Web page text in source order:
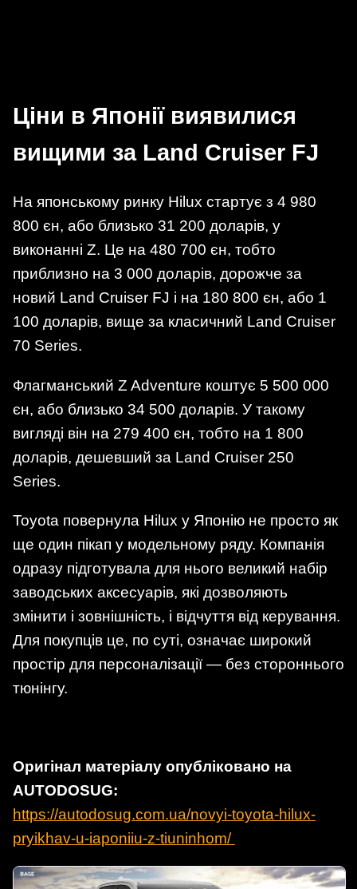
Ціни в Японії виявилися
вищими за Land Cruiser FJ
На японському ринку Hilux стартує з 4 980
800 єн, або близько 31 200 доларів, у
виконанні Z. Це на 480 700 єн, тобто
приблизно на 3 000 доларів, дорожче за
новий Land Cruiser FJ і на 180 800 єн, або 1
100 доларів, вище за класичний Land Cruiser
70 Series.
Флагманський Z Adventure коштує 5 500 000
єн, або близько 34 500 доларів. У такому
вигляді він на 279 400 єн, тобто на 1 800
доларів, дешевший за Land Cruiser 250
Series.
Toyota повернула Hilux у Японію не просто як
ще один пікап у модельному ряду. Компанія
одразу підготувала для нього великий набір
заводських аксесуарів, які дозволяють
змінити і зовнішність, і відчуття від керування.
Для покупців це, по суті, означає широкий
простір для персоналізації — без стороннього
тюнінгу.
Оригінал матеріалу опубліковано на
AUTODOSUG:
https://autodosug.com.ua/novyi-toyota-hilux-
pryikhav-u-iaponiiu-z-tiuninhom/